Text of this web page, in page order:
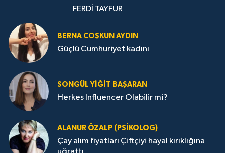
FERDİ TAYFUR
BERNA COŞKUN AYDIN
Güçlü Cumhuriyet kadını
SONGÜL YIĞIT BAŞARAN
Herkes Influencer Olabilir mi?
ALANUR ÖZALP (PSIKOLOG)
Çay alım fiyatları Çiftçiyi hayal kırıklığına